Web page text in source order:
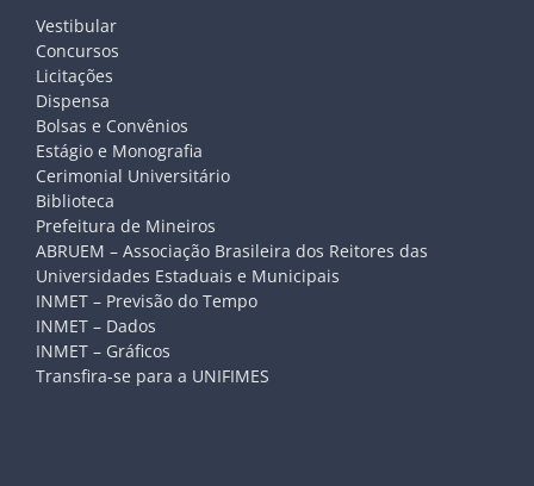
Vestibular
Concursos
Licitações
Dispensa
Bolsas e Convênios
Estágio e Monografia
Cerimonial Universitário
Biblioteca
Prefeitura de Mineiros
ABRUEM – Associação Brasileira dos Reitores das
Universidades Estaduais e Municipais
INMET – Previsão do Tempo
INMET – Dados
INMET – Gráficos
Transfira-se para a UNIFIMES